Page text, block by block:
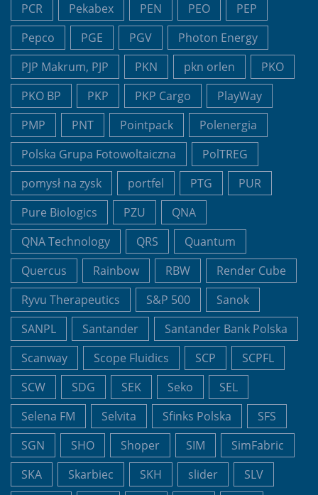
PCR
Pekabex PEN PEO
PEP
Pepco
PGE PGV
Photon Energy
PJP Makrum, PJP
PKN pkn orlen
PKO
PKO BP
PKP PKP Cargo
PlayWay
PMP
PNT Pointpack
Polenergia
Polska Grupa Fotowoltaiczna
PolTREG
pomysł na zysk
portfel PTG
PUR
Pure Biologics
PZU
QNA
QNA Technology
QRS
Quantum
Quercus
Rainbow RBW
Render Cube
Ryvu Therapeutics
S&P 500
Sanok
SANPL
Santander
Santander Bank Polska
Scanway
Scope Fluidics SCP
SCPFL
SCW
SDG SEK Seko
SEL
Selena FM
Selvita Sfinks Polska
SFS
SGN
SHO Shoper SIM
SimFabric
SKA
Skarbiec SKH slider
SLV